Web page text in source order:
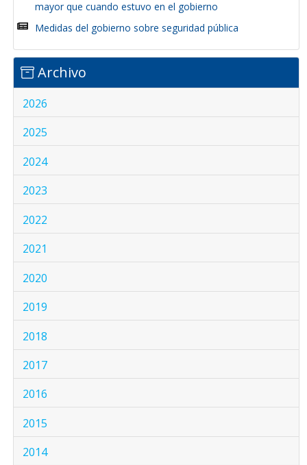
mayor que cuando estuvo en el gobierno
Medidas del gobierno sobre seguridad pública
Archivo
2026
2025
2024
2023
2022
2021
2020
2019
2018
2017
2016
2015
2014